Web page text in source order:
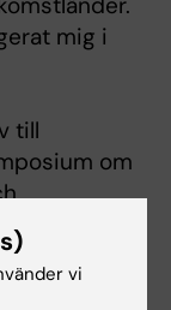
mig i
till
om
vi